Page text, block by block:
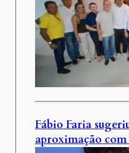
Fábio Faria
aproximação